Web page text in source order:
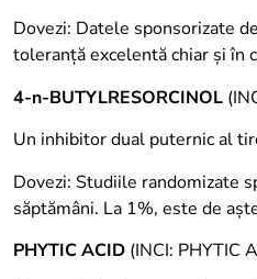
Dovezi: Datele sponsorizate
toleranță excelentă chiar și în
4-n-BUTYLRESORCINOL
Un inhibitor dual puternic al
Dovezi: Studiile randomizate
săptămâni. La 1%, este de
PHYTIC ACID (INCI: PHYTIC